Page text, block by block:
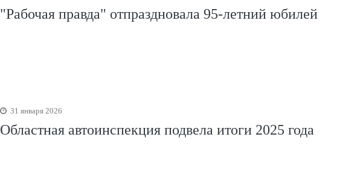
"Рабочая правда" отпраздновала 95-летний юбилей
31 января 2026
Областная автоинспекция подвела итоги 2025 года